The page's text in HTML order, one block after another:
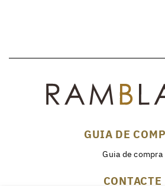
GUIA DE
Guia de compra
CONTACTE